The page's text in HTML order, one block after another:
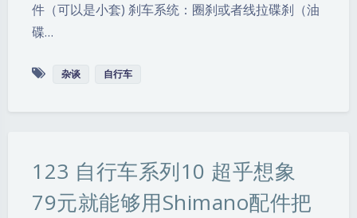
件（可以是小套) 刹车系统：圈刹或者线拉碟刹（油
碟…
杂谈 自行车
123 自行车系列10 超乎想象
79元就能够用Shimano配件把